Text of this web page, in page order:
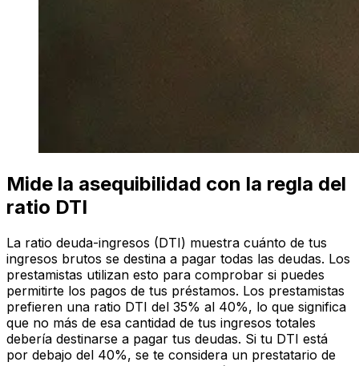
Mide la asequibilidad con la regla del
ratio DTI
La ratio deuda-ingresos (DTI) muestra cuánto de tus
ingresos brutos se destina a pagar todas las deudas. Los
prestamistas utilizan esto para comprobar si puedes
permitirte los pagos de tus préstamos. Los prestamistas
prefieren una ratio DTI del 35% al 40%, lo que significa
que no más de esa cantidad de tus ingresos totales
debería destinarse a pagar tus deudas. Si tu DTI está
por debajo del 40%, se te considera un prestatario de